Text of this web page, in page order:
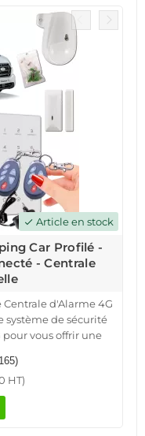
check Article en stock
Car Profilé -
- Centrale
d'Alarme 4G
système de sécurité
vous offrir une
sur votre
Application
à distance.
Car Profilé est
HT)